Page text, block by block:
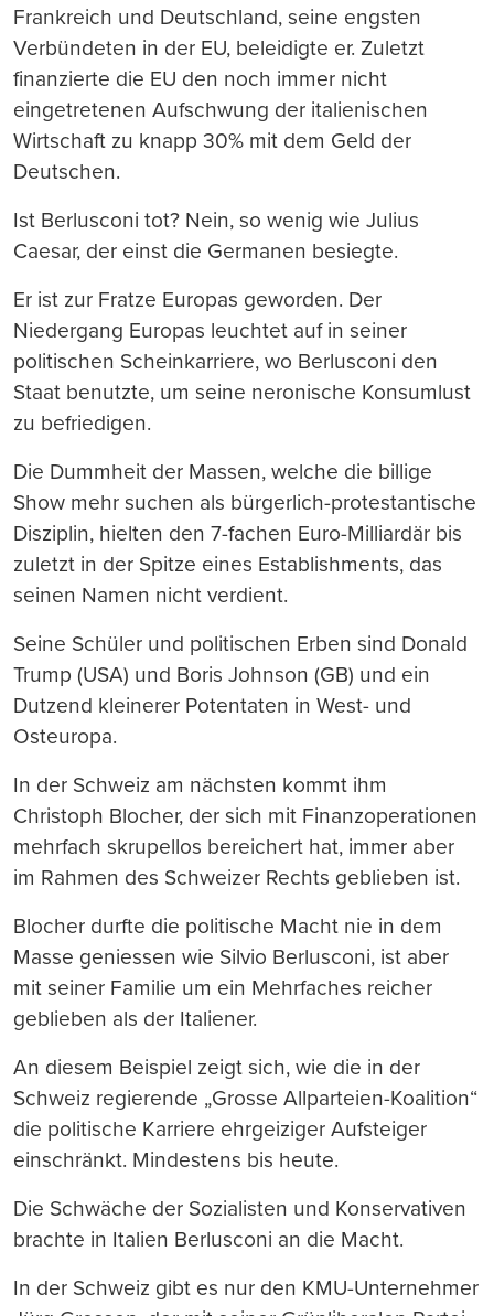
Frankreich und Deutschland, seine engsten
Verbündeten in der EU, beleidigte er. Zuletzt
finanzierte die EU den noch immer nicht
eingetretenen Aufschwung der italienischen
Wirtschaft zu knapp 30% mit dem Geld der
Deutschen.
Ist Berlusconi tot? Nein, so wenig wie Julius
Caesar, der einst die Germanen besiegte.
Er ist zur Fratze Europas geworden. Der
Niedergang Europas leuchtet auf in seiner
politischen Scheinkarriere, wo Berlusconi den
Staat benutzte, um seine neronische Konsumlust
zu befriedigen.
Die Dummheit der Massen, welche die billige
Show mehr suchen als bürgerlich-protestantische
Disziplin, hielten den 7-fachen Euro-Milliardär bis
zuletzt in der Spitze eines Establishments, das
seinen Namen nicht verdient.
Seine Schüler und politischen Erben sind Donald
Trump (USA) und Boris Johnson (GB) und ein
Dutzend kleinerer Potentaten in West- und
Osteuropa.
In der Schweiz am nächsten kommt ihm
Christoph Blocher, der sich mit Finanzoperationen
mehrfach skrupellos bereichert hat, immer aber
im Rahmen des Schweizer Rechts geblieben ist.
Blocher durfte die politische Macht nie in dem
Masse geniessen wie Silvio Berlusconi, ist aber
mit seiner Familie um ein Mehrfaches reicher
geblieben als der Italiener.
An diesem Beispiel zeigt sich, wie die in der
Schweiz regierende „Grosse Allparteien-Koalition“
die politische Karriere ehrgeiziger Aufsteiger
einschränkt. Mindestens bis heute.
Die Schwäche der Sozialisten und Konservativen
brachte in Italien Berlusconi an die Macht.
In der Schweiz gibt es nur den KMU-Unternehmer